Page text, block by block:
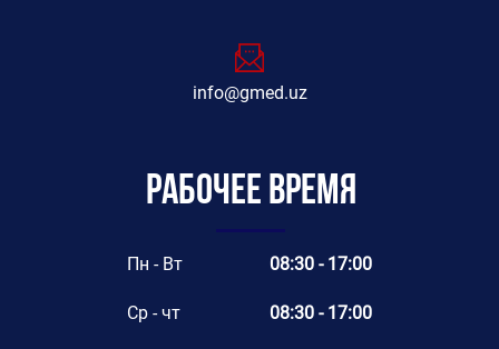
info@gmed.uz
Рабочее время
Пн - Вт 08:30 - 17:00
Ср - чт 08:30 - 17:00